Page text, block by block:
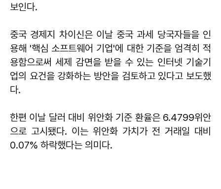
보인다.
중국 경제지 차이신은 이날 중국 과세 당국자들을 인
용해 '핵심 소프트웨어 기업'에 대한 기준을 엄격히 적
용함으로써 세제 감면을 받을 수 있는 인터넷 기술기
업의 요건을 강화하는 방안을 검토하고 있다고 보도했
다.
한편 이날 달러 대비 위안화 기준 환율은 6.4799위안
으로 고시됐다. 이는 위안화 가치가 전 거래일 대비
0.07% 하락했다는 의미다.